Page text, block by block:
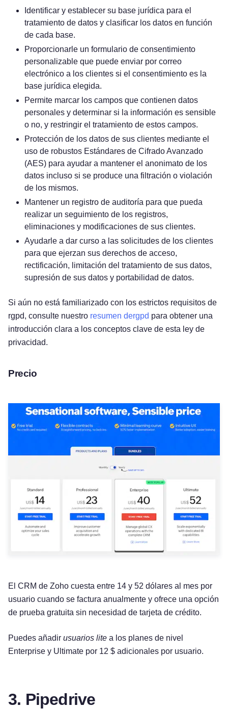
Identificar y establecer su base jurídica para el
tratamiento de datos y clasificar los datos en función
de cada base.
Proporcionarle un formulario de consentimiento
personalizable que puede enviar por correo
electrónico a los clientes si el consentimiento es la
base jurídica elegida.
Permite marcar los campos que contienen datos
personales y determinar si la información es sensible
o no, y restringir el tratamiento de estos campos.
Protección de los datos de sus clientes mediante el
uso de robustos Estándares de Cifrado Avanzado
(AES) para ayudar a mantener el anonimato de los
datos incluso si se produce una filtración o violación
de los mismos.
Mantener un registro de auditoría para que pueda
realizar un seguimiento de los registros,
eliminaciones y modificaciones de sus clientes.
Ayudarle a dar curso a las solicitudes de los clientes
para que ejerzan sus derechos de acceso,
rectificación, limitación del tratamiento de sus datos,
supresión de sus datos y portabilidad de datos.
Si aún no está familiarizado con los estrictos requisitos de
rgpd, consulte nuestro resumen dergpd para obtener una
introducción clara a los conceptos clave de esta ley de
privacidad.
Precio
El CRM de Zoho cuesta entre 14 y 52 dólares al mes por
usuario cuando se factura anualmente y ofrece una opción
de prueba gratuita sin necesidad de tarjeta de crédito.
Puedes añadir usuarios lite a los planes de nivel
Enterprise y Ultimate por 12 $ adicionales por usuario.
3. Pipedrive